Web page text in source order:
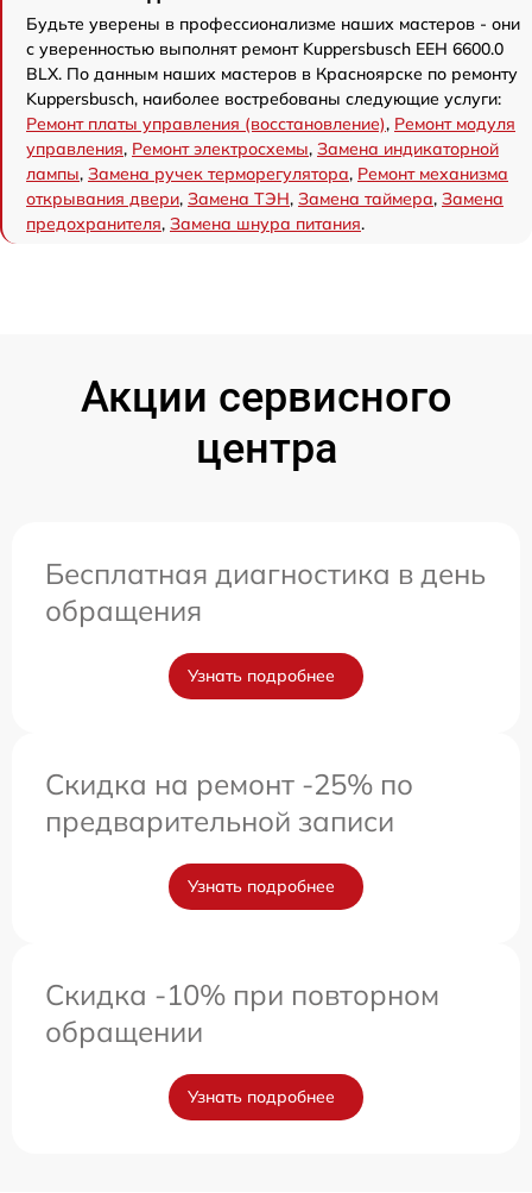
Будьте уверены в профессионализме наших мастеров - они
с уверенностью выполнят ремонт Kuppersbusch EEH 6600.0
BLX. По данным наших мастеров в Красноярске по ремонту
Kuppersbusch, наиболее востребованы следующие услуги:
Ремонт платы управления (восстановление), Ремонт модуля
управления, Ремонт электросхемы, Замена индикаторной
лампы, Замена ручек терморегулятора, Ремонт механизма
открывания двери, Замена ТЭН, Замена таймера, Замена
предохранителя, Замена шнура питания.
Акции сервисного
центра
Бесплатная диагностика в день
обращения
Узнать подробнее
Скидка на ремонт -25% по
предварительной записи
Узнать подробнее
Скидка -10% при повторном
обращении
Узнать подробнее